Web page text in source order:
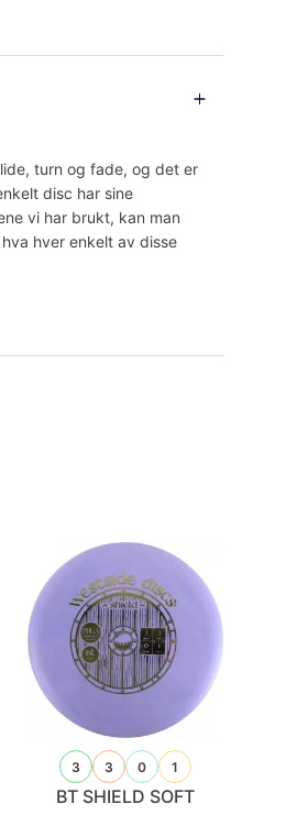
turn og fade, og det er
disc har sine
vi har brukt, kan man
hver enkelt av disse
3 3 0 1
BT SHIELD SOFT